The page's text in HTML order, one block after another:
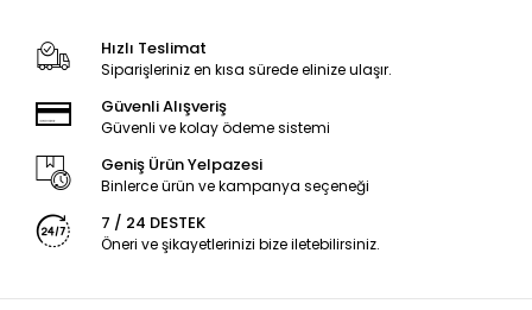
Hızlı Teslimat
Siparişleriniz en kısa sürede elinize ulaşır.
Güvenli Alışveriş
Güvenli ve kolay ödeme sistemi
Geniş Ürün Yelpazesi
Binlerce ürün ve kampanya seçeneği
7 / 24 DESTEK
Öneri ve şikayetlerinizi bize iletebilirsiniz.